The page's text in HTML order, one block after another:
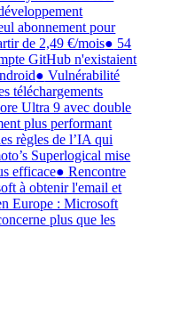
abonnement pour
de 2,49 €/mois●54
GitHub n'existaient
●Vulnérabilité
téléchargements
Ultra 9 avec double
plus performant
règles de l’IA qui
Superlogical mise
efficace●Rencontre
à obtenir l'email et
Europe : Microsoft
plus que les